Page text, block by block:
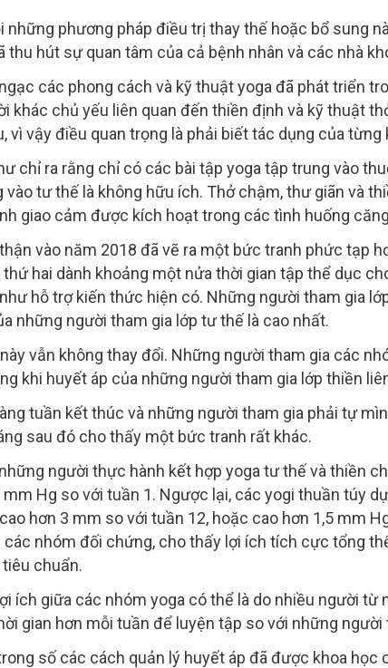
phương pháp điều trị thay thế hoặc bổ sung
hút sự quan tâm của cả bệnh nhân và các nhà
các phong cách và kỹ thuật yoga đã phát triển
khác chủ yếu liên quan đến thiền định và kỹ thuật
vì vậy điều quan trọng là phải biết tác dụng của từng
chỉ ra rằng chỉ có các bài tập yoga tập trung vào
tư thế là không hữu ích. Thở chậm, thư giãn và
giao cảm được kích hoạt trong các tình huống
vào năm 2018 đã vẽ ra một bức tranh phức tạp
hai dành khoảng một nửa thời gian tập thể dục
hỗ trợ kiến thức hiện có. Những người tham gia
những người tham gia lớp tư thế là cao nhất.
vẫn không thay đổi. Những người tham gia các
khi huyết áp của những người tham gia lớp thiền
tuần kết thúc và những người tham gia phải tự
sau đó cho thấy một bức tranh rất khác.
người thực hành kết hợp yoga tư thế và thiền
Hg so với tuần 1. Ngược lại, các yogi thuần túy
hơn 3 mm so với tuần 12, hoặc cao hơn 1,5 mm
nhóm đối chứng, cho thấy lợi ích tích cực tổng
chuẩn.
ích giữa các nhóm yoga có thể là do nhiều người
gian hơn mỗi tuần để luyện tập so với những
số các cách quản lý huyết áp đã được khoa học